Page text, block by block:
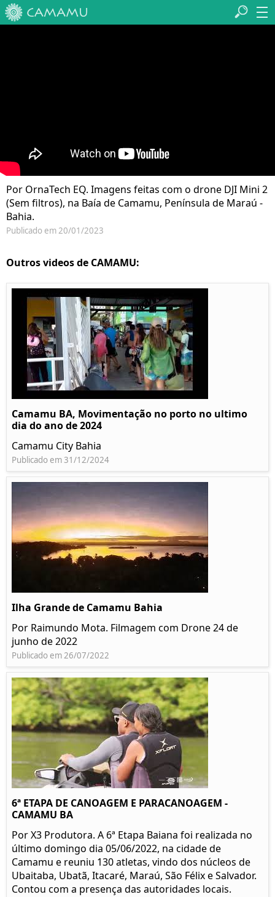
Por OrnaTech EQ. Imagens feitas com o drone DJI Mini 2
(Sem filtros), na Baía de Camamu, Península de Maraú -
Bahia.
Publicado em 20/01/2023
Outros videos de CAMAMU:
Camamu BA, Movimentação no porto no ultimo
dia do ano de 2024
Camamu City Bahia
Publicado em 31/12/2024
Ilha Grande de Camamu Bahia
Por Raimundo Mota. Filmagem com Drone 24 de
junho de 2022
Publicado em 26/07/2022
6ª ETAPA DE CANOAGEM E PARACANOAGEM -
CAMAMU BA
Por X3 Produtora. A 6ª Etapa Baiana foi realizada no
último domingo dia 05/06/2022, na cidade de
Camamu e reuniu 130 atletas, vindo dos núcleos de
Ubaitaba, Ubatã, Itacaré, Maraú, São Félix e Salvador.
Contou com a presença das autoridades locais.